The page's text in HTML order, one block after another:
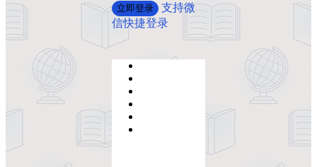
立即登录
支持微
信快捷登录